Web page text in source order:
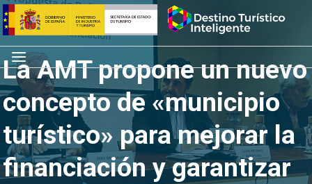
Saltar
al
contenido
Inicio
Menú
La AMT propone un nuevo
concepto de «municipio
turístico» para mejorar la
financiación y garantizar